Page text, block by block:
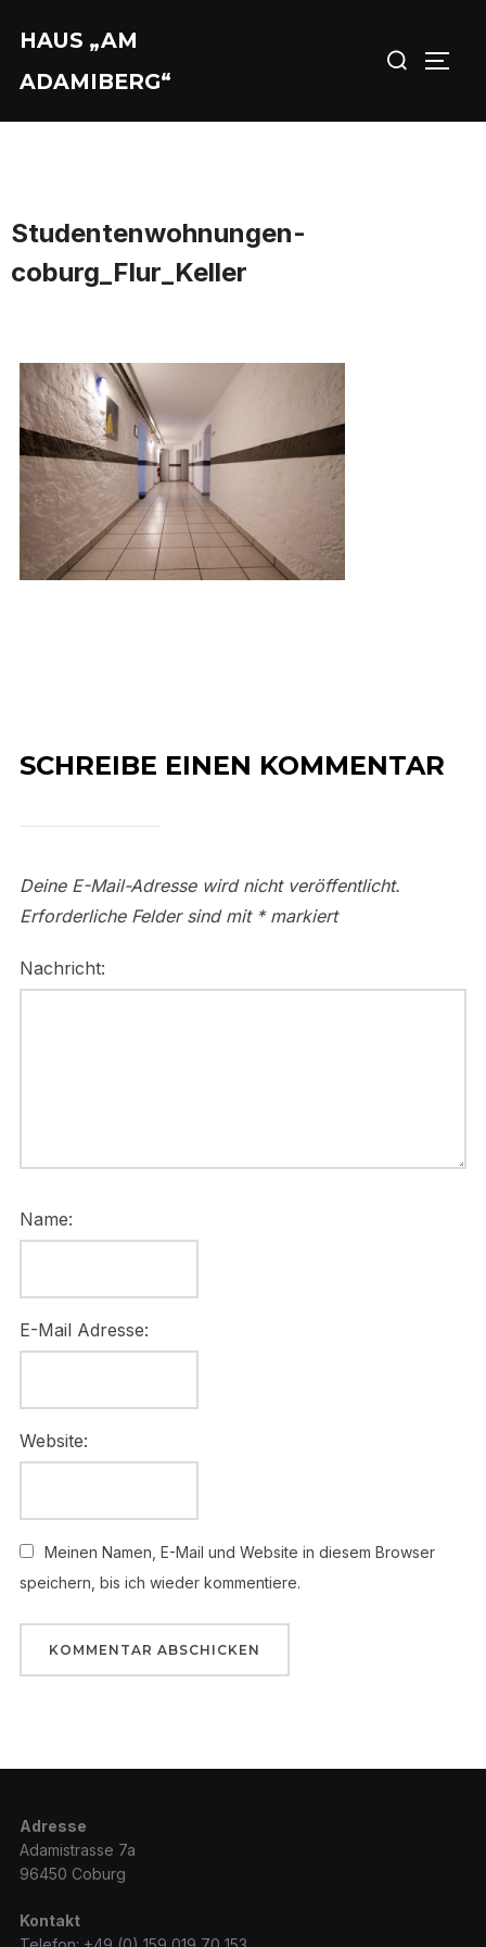
Inhalten
springen
HAUS „AM
ADAMIBERG“
nach:
Studentenwohnungen-
coburg_Flur_Keller
SCHREIBE EINEN KOMMENTAR
Deine E-Mail-Adresse wird nicht veröffentlicht.
Erforderliche Felder sind mit *markiert
Nachricht:
Name:
E-Mail Adresse:
Website:
Meinen Namen, E-Mail und Website in diesem Browser
speichern, bis ich wieder kommentiere.
Adresse
Adamistrasse 7a
96450 Coburg
Kontakt